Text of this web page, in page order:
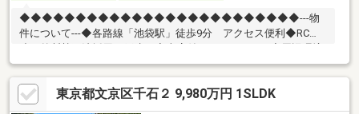
◆◆◆◆◆◆◆◆◆◆◆◆◆◆◆◆◆◆◆◆◆◆◆◆◆---物
件について---◆各路線「池袋駅」徒歩9分 アクセス便利◆RC
良好---こちらの物件でアドキャストが出来る事---◆提携銀行のご
利用が可能（金利0.595％～）◆物件調査報告書の作成が可能です
◆ライフプランシミュレーション(※LP)の実施が可能です (※LPと
は、住宅購入後の資金シミュレーションで
東京都文京区千石２ 9,980万円 1SLDK